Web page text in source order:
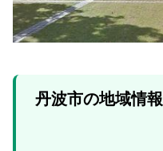
丹波市の地域情報